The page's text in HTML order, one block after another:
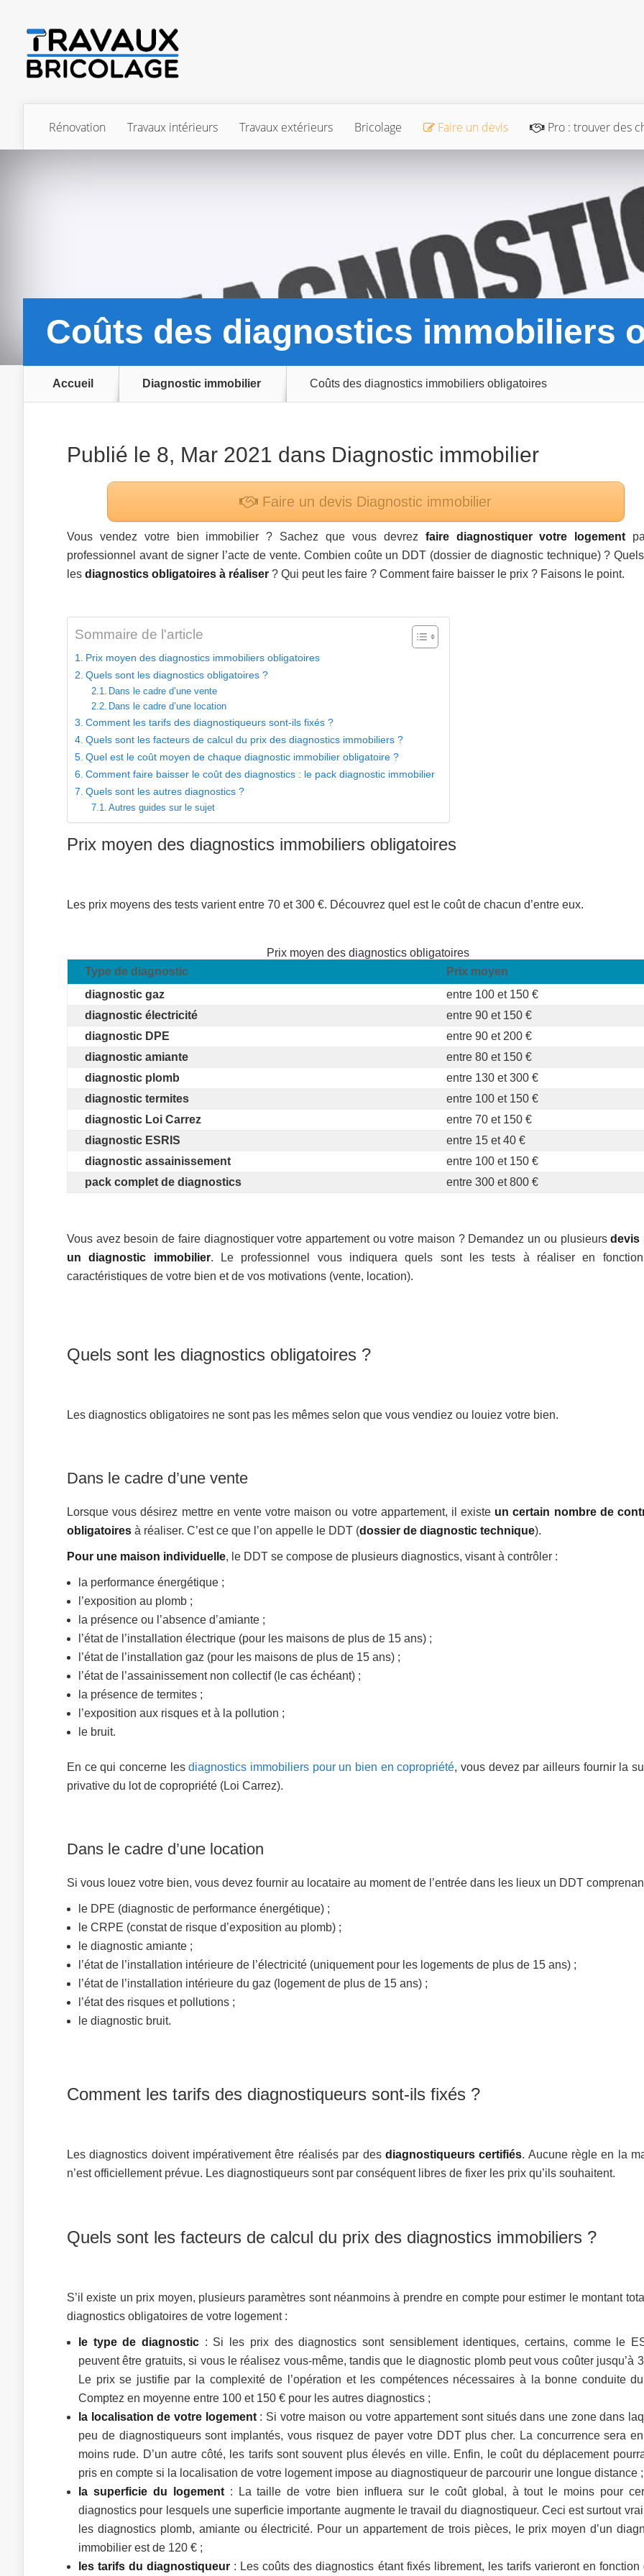
Rénovation Travaux intérieurs Travaux extérieurs Bricolage Faire un devis Pro : trouver des
Coûts des diagnostics immobiliers
Accueil Diagnostic immobilier Coûts des diagnostics immobiliers obligatoires
Publié le 8, Mar 2021 dans Diagnostic immobilier
Faire un devis Diagnostic immobilier
Vous vendez votre bien immobilier ? Sachez que vous devrez faire diagnostiquer votre logement
professionnel avant de signer l’acte de vente. Combien coûte un DDT (dossier de diagnostic technique) ?
les diagnostics obligatoires à réaliser ? Qui peut les faire ? Comment faire baisser le prix ? Faisons le point.
Sommaire de l'article
Prix moyen des diagnostics immobiliers obligatoires
Quels sont les diagnostics obligatoires ?
Dans le cadre d’une vente
Dans le cadre d’une location
Comment les tarifs des diagnostiqueurs sont-ils fixés ?
Quels sont les facteurs de calcul du prix des diagnostics immobiliers ?
Quel est le coût moyen de chaque diagnostic immobilier obligatoire ?
Comment faire baisser le coût des diagnostics : le pack diagnostic immobilier
Quels sont les autres diagnostics ?
Autres guides sur le sujet
Prix moyen des diagnostics immobiliers obligatoires
Les prix moyens des tests varient entre 70 et 300 €. Découvrez quel est le coût de chacun d’entre eux.
Prix moyen des diagnostics obligatoires
Type de diagnostic
Prix moyen
diagnostic gaz
entre 100 et 150 €
diagnostic électricité
entre 90 et 150 €
diagnostic DPE
entre 90 et 200 €
diagnostic amiante
entre 80 et 150 €
diagnostic plomb
entre 130 et 300 €
diagnostic termites
entre 100 et 150 €
diagnostic Loi Carrez
entre 70 et 150 €
diagnostic ESRIS
entre 15 et 40 €
diagnostic assainissement
entre 100 et 150 €
pack complet de diagnostics
entre 300 et 800 €
Vous avez besoin de faire diagnostiquer votre appartement ou votre maison ? Demandez un ou plusieursdevis
un diagnostic immobilier. Le professionnel vous indiquera quels sont les tests à réaliser en
caractéristiques de votre bien et de vos motivations (vente, location).
Quels sont les diagnostics obligatoires ?
Les diagnostics obligatoires ne sont pas les mêmes selon que vous vendiez ou louiez votre bien.
Dans le cadre d’une vente
Lorsque vous désirez mettre en vente votre maison ou votre appartement, il existe un certain nombre de
obligatoires à réaliser. C’est ce que l’on appelle le DDT (dossier de diagnostic technique).
Pour une maison individuelle, le DDT se compose de plusieurs diagnostics, visant à contrôler :
la performance énergétique ;
l’exposition au plomb ;
la présence ou l’absence d’amiante ;
l’état de l’installation électrique (pour les maisons de plus de 15 ans) ;
l’état de l’installation gaz (pour les maisons de plus de 15 ans) ;
l’état de l’assainissement non collectif (le cas échéant) ;
la présence de termites ;
l’exposition aux risques et à la pollution ;
le bruit.
En ce qui concerne lesdiagnostics immobiliers pour un bien en copropriété, vous devez par ailleurs fournir la
privative du lot de copropriété (Loi Carrez).
Dans le cadre d’une location
Si vous louez votre bien, vous devez fournir au locataire au moment de l’entrée dans les lieux un DDT
le DPE (diagnostic de performance énergétique) ;
le CRPE (constat de risque d’exposition au plomb) ;
le diagnostic amiante ;
l’état de l’installation intérieure de l’électricité (uniquement pour les logements de plus de 15 ans) ;
l’état de l’installation intérieure du gaz (logement de plus de 15 ans) ;
l’état des risques et pollutions ;
le diagnostic bruit.
Comment les tarifs des diagnostiqueurs sont-ils fixés ?
Les diagnostics doivent impérativement être réalisés par des diagnostiqueurs certifiés. Aucune règle en la
n’est officiellement prévue. Les diagnostiqueurs sont par conséquent libres de fixer les prix qu’ils souhaitent.
Quels sont les facteurs de calcul du prix des diagnostics immobiliers ?
S’il existe un prix moyen, plusieurs paramètres sont néanmoins à prendre en compte pour estimer le montant
diagnostics obligatoires de votre logement :
le type de diagnostic : Si les prix des diagnostics sont sensiblement identiques, certains, comme le
peuvent être gratuits, si vous le réalisez vous-même, tandis que le diagnostic plomb peut vous coûter jusqu’à
Le prix se justifie par la complexité de l’opération et les compétences nécessaires à la bonne conduite
Comptez en moyenne entre 100 et 150 € pour les autres diagnostics ;
la localisation de votre logement: Si votre maison ou votre appartement sont situés dans une zone dans
peu de diagnostiqueurs sont implantés, vous risquez de payer votre DDT plus cher. La concurrence sera
moins rude. D’un autre côté, les tarifs sont souvent plus élevés en ville. Enfin, le coût du déplacement
pris en compte si la localisation de votre logement impose au diagnostiqueur de parcourir une longue distance ;
la superficie du logement: La taille de votre bien influera sur le coût global, à tout le moins pour
diagnostics pour lesquels une superficie importante augmente le travail du diagnostiqueur. Ceci est surtout
les diagnostics plomb, amiante ou électricité. Pour un appartement de trois pièces, le prix moyen d’un
immobilier est de 120 € ;
les tarifs du diagnostiqueur : Les coûts des diagnostics étant fixés librement, les tarifs varieront en fonction